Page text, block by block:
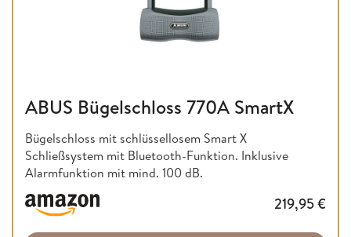
ABUS Bügelschloss 770A SmartX
Bügelschloss mit schlüssellosem Smart X
Schließsystem mit Bluetooth-Funktion. Inklusive
Alarmfunktion mit mind. 100 dB.
219,95€